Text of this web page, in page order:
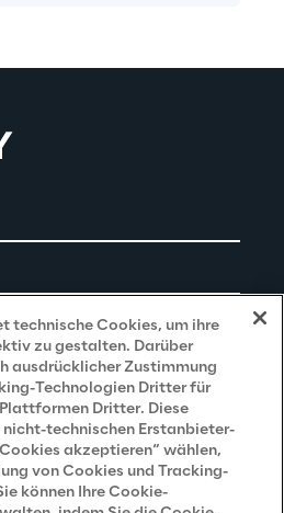
Richtlinie
technische Cookies, um ihre
zu gestalten. Darüber
ausdrücklicher Zustimmung
Technologien Dritter für
Dritter. Diese
technischen Erstanbieter-
akzeptieren“ wählen,
von Cookies und Tracking-
können Ihre Cookie-